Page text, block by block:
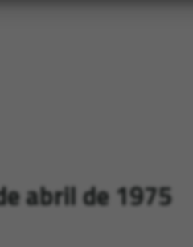
abril de 1975